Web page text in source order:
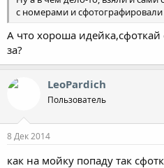
с номерами и
А что хороша
за?
LeoPardich
Пользователь
8 Дек 2014
как на мойку попаду так